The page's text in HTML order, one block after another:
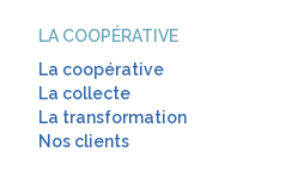
LA COOPÉRATIVE
La coopérative
La collecte
La transformation
Nos clients